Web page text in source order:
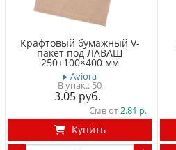
Крафтовый бумажный V-
пакет под ЛАВАШ
250+100×400 мм
▸ Aviora
50
3.05
Смв от2.81
Купить